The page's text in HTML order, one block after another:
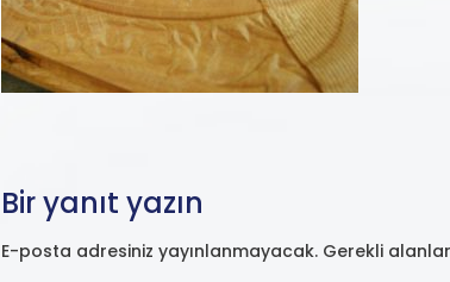
Bir yanıt yazın
E-posta adresiniz yayınlanmayacak. Gerekli alanlar